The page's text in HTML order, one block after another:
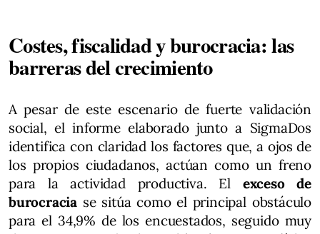
Costes, fiscalidad y burocracia: las
barreras del crecimiento
A pesar de este escenario de fuerte validación
social, el informe elaborado junto a SigmaDos
identifica con claridad los factores que, a ojos de
los propios ciudadanos, actúan como un freno
para la actividad productiva. El exceso de
burocracia se sitúa como el principal obstáculo
para el 34,9% de los encuestados, seguido muy